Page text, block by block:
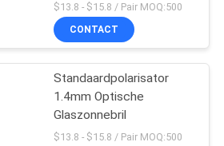
$13.8 - $15.8 / Pair MOQ:500
CONTACT
Standaardpolarisator
1.4mm Optische
Glaszonnebril
$13.8 - $15.8 / Pair MOQ:500